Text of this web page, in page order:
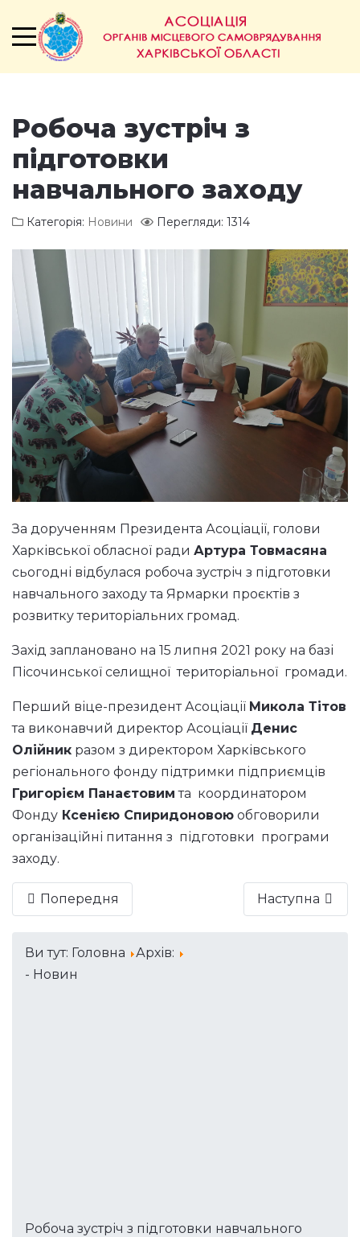
Робоча зустріч з
підготовки
навчального заходу
Категорія: Новини Перегляди: 1314
За дорученням Президента Асоціації, голови
Харківської обласної ради Артура Товмасяна
сьогодні відбулася робоча зустріч з підготовки
навчального заходу та Ярмарки проєктів з
розвитку територіальних громад.
Захід заплановано на 15 липня 2021 року на базі
Пісочинської селищної територіальної громади.
Перший віце-президент Асоціації Микола Тітов
та виконавчий директор Асоціації Денис
Олійник разом з директором Харківського
регіонального фонду підтримки підприємців
Григорієм Панаєтовим та координатором
Фонду Ксенією Спиридоновою обговорили
організаційні питання з підготовки програми
заходу.
Попередня Наступна
Ви тут: Головна
Архів:
- Новин
Робоча зустріч з підготовки навчального